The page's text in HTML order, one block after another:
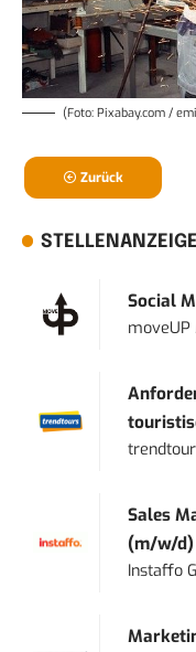
(Foto: Pixabay.com /
Zurück
Social
moveUP
Sales
(m/w/d)
Instaffo